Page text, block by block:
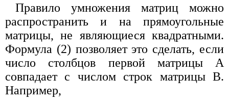
Правило умножения матриц можно
распространить и на прямоугольные
матрицы, не являющиеся квадратными.
Формула (2) позволяет это сделать, если
число столбцов первой матрицы А
совпадает с числом строк матрицы В.
Например,